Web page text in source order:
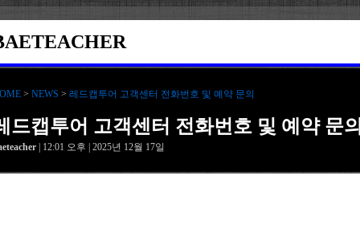
> NEWS > 레드캡투어 고객센터 전화번호 및 예약 문의
드캡투어 고객센터 전화번호 및 예약 문
| 12:01 오후 | 2025년 12월 17일